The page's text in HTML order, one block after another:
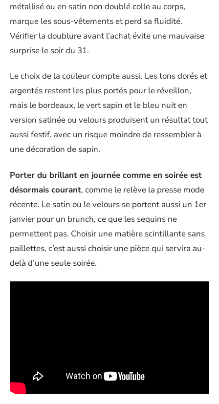
métallisé ou en satin non doublé colle au corps,
marque les sous-vêtements et perd sa fluidité.
Vérifier la doublure avant l’achat évite une mauvaise
surprise le soir du 31.
Le choix de la couleur compte aussi. Les tons dorés et
argentés restent les plus portés pour le réveillon,
mais le bordeaux, le vert sapin et le bleu nuit en
version satinée ou velours produisent un résultat tout
aussi festif, avec un risque moindre de ressembler à
une décoration de sapin.
Porter du brillant en journée comme en soirée est
désormais courant, comme le relève la presse mode
récente. Le satin ou le velours se portent aussi un 1er
janvier pour un brunch, ce que les sequins ne
permettent pas. Choisir une matière scintillante sans
paillettes, c’est aussi choisir une pièce qui servira au-
delà d’une seule soirée.